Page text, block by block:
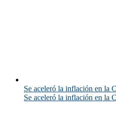
Se aceleró la inflación en la
Se aceleró la inflación en la